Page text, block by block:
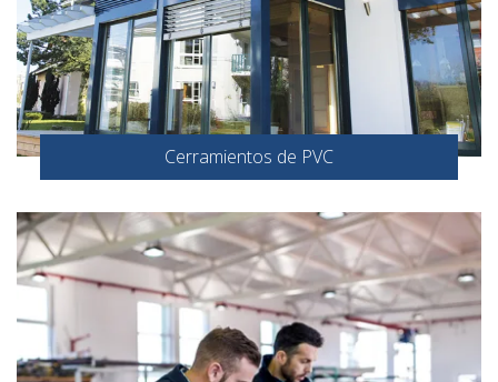
Cerramientos de PVC